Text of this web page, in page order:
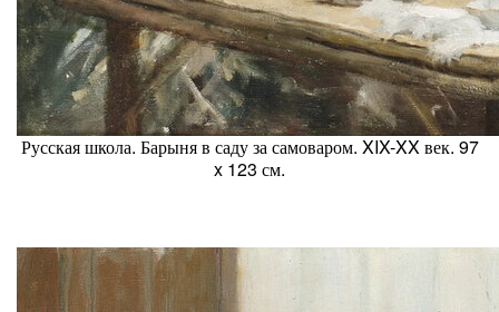
Русская школа. Барыня в саду за самоваром. XIX-XX век. 97
x 123 см.